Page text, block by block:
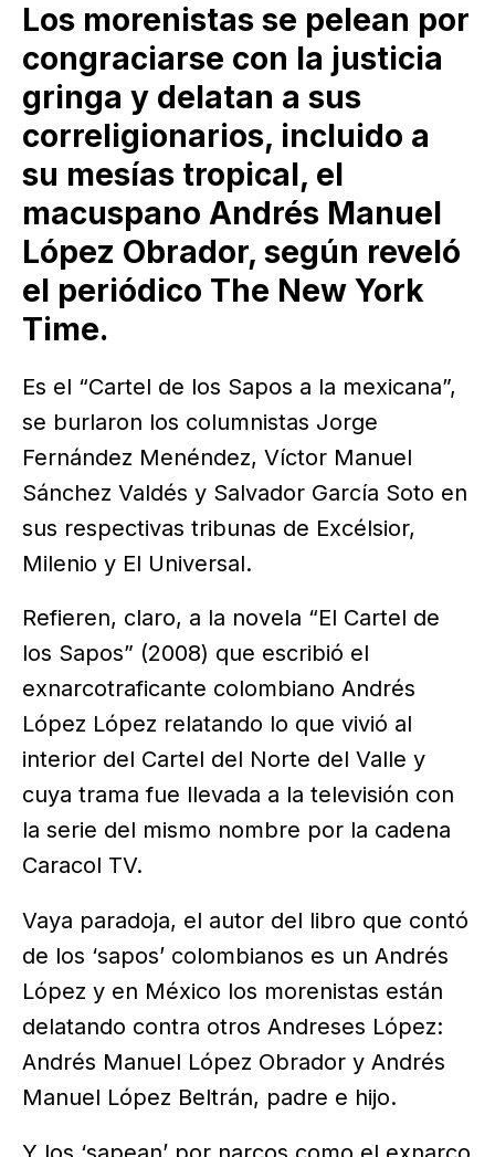
Los morenistas se pelean por
congraciarse con la justicia
gringa y delatan a sus
correligionarios, incluido a
su mesías tropical, el
macuspano Andrés Manuel
López Obrador, según reveló
el periódico The New York
Time.
Es el “Cartel de los Sapos a la mexicana”,
se burlaron los columnistas Jorge
Fernández Menéndez, Víctor Manuel
Sánchez Valdés y Salvador García Soto en
sus respectivas tribunas de Excélsior,
Milenio y El Universal.
Refieren, claro, a la novela “El Cartel de
los Sapos” (2008) que escribió el
exnarcotraficante colombiano Andrés
López López relatando lo que vivió al
interior del Cartel del Norte del Valle y
cuya trama fue llevada a la televisión con
la serie del mismo nombre por la cadena
Caracol TV.
Vaya paradoja, el autor del libro que contó
de los ‘sapos’ colombianos es un Andrés
López y en México los morenistas están
delatando contra otros Andreses López:
Andrés Manuel López Obrador y Andrés
Manuel López Beltrán, padre e hijo.